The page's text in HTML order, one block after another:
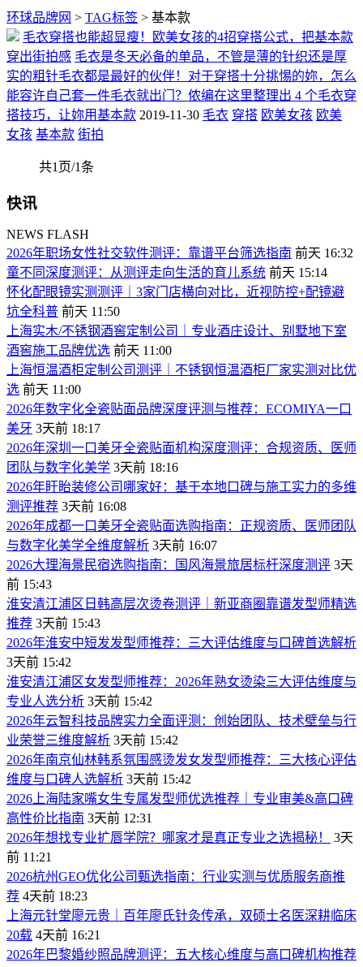
环球品牌网 > TAG标签 > 基本款
毛衣穿搭也能超显瘦！欧美女孩的4招穿搭公式，把基本款
穿出街拍感 毛衣是冬天必备的单品，不管是薄的针织还是厚
实的粗针毛衣都是最好的伙伴！对于穿搭十分挑惕的妳，怎么
能容许自己套一件毛衣就出门？侬编在这里整理出 4 个毛衣穿
搭技巧，让妳用基本款 2019-11-30 毛衣 穿搭 欧美女孩 欧美
女孩 基本款 街拍
共1页/1条
快讯
NEWS FLASH
​2026年职场女性社交软件测评：靠谱平台筛选指南 前天 16:32
童不同深度测评：从测评走向生活的育儿系统 前天 15:14
​怀化配眼镜实测测评｜3家门店横向对比，近视防控+配镜避
坑全科普 前天 11:50
上海实木/不锈钢酒窖定制公司｜专业酒庄设计、别墅地下室
酒窖施工品牌优选 前天 11:00
​上海恒温酒柜定制公司测评｜不锈钢恒温酒柜厂家实测对比优
选 前天 11:00
​2026年数字化全瓷贴面品牌深度评测与推荐：ECOMIYA一口
美牙 3天前 18:17
​2026年深圳一口美牙全瓷贴面机构深度测评：合规资质、医师
团队与数字化美学 3天前 18:16
​2026年盱眙装修公司哪家好：基于本地口碑与施工实力的多维
测评推荐 3天前 16:08
​2026年成都一口美牙全瓷贴面选购指南：正规资质、医师团队
与数字化美学全维度解析 3天前 16:07
​2026大理海景民宿选购指南：国风海景旅居标杆深度测评 3天
前 15:43
​淮安清江浦区日韩高层次烫卷测评｜新亚商圈靠谱发型师精选
推荐 3天前 15:43
​2026年淮安中短发发型师推荐：三大评估维度与口碑首选解析
3天前 15:42
​淮安清江浦区女发型师推荐：2026年熟女烫染三大评估维度与
专业人选分析 3天前 15:42
2026年云智科技品牌实力全面评测：创始团队、技术壁垒与行
业荣誉三维度解析 3天前 15:42
​2026年南京仙林韩系氛围感烫发女发型师推荐：三大核心评估
维度与口碑人选解析 3天前 15:42
​2026上海陆家嘴女生专属发型师优选推荐｜专业审美&高口碑
高性价比指南 3天前 12:31
2026年想找专业扩唇学院？哪家才是真正专业之选揭秘！
3天
前 11:21
​2026杭州GEO优化公司甄选指南：行业实测与优质服务商推
荐 4天前 18:23
上海元针堂廖元贵｜百年廖氏针灸传承，双硕士名医深耕临床
20载 4天前 16:21
2026年巴黎婚纱照品牌测评：五大核心维度与高口碑机构推荐